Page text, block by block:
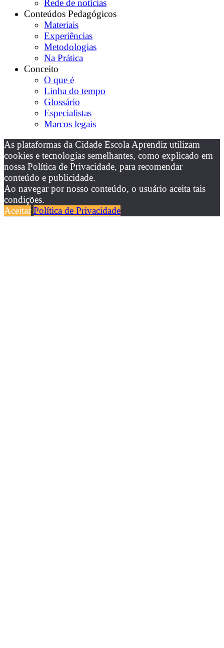
Rede de notícias
Conteúdos Pedagógicos
Materiais
Experiências
Metodologias
Na Prática
Conceito
O que é
Linha do tempo
Glossário
Especialistas
Marcos legais
As plataformas da Cidade Escola Aprendiz utilizam
cookies e tecnologias semelhantes, como explicado em
nossa Política de Privacidade, para recomendar
conteúdo e publicidade.
Ao navegar por nosso conteúdo, o usuário aceita tais
condições.
Aceitar Política de Privacidade